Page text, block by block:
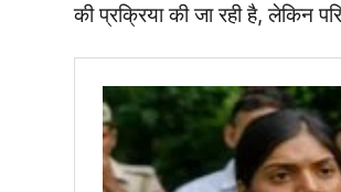
की प्रक्रिया की जा रही है, लेकिन